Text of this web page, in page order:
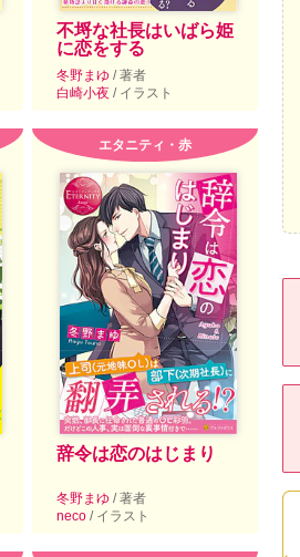
不埒な社長はいばら姫
に恋をする
冬野まゆ / 著者
白崎小夜 / イラスト
エタニティ・赤
辞令は恋のはじまり
冬野まゆ / 著者
neco / イラスト